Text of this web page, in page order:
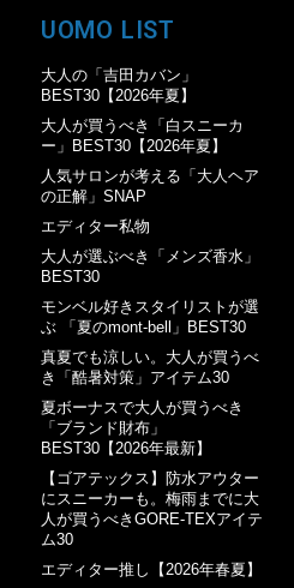
UOMO LIST
大人の「吉田カバン」
BEST30【2026年夏】
大人が買うべき「白スニーカ
ー」BEST30【2026年夏】
人気サロンが考える「大人ヘア
の正解」SNAP
エディター私物
大人が選ぶべき「メンズ香水」
BEST30
モンベル好きスタイリストが選
ぶ 「夏のmont-bell」BEST30
真夏でも涼しい。大人が買うべ
き「酷暑対策」アイテム30
夏ボーナスで大人が買うべき
「ブランド財布」
BEST30【2026年最新】
【ゴアテックス】防水アウター
にスニーカーも。梅雨までに大
人が買うべきGORE-TEXアイテ
ム30
エディター推し【2026年春夏】